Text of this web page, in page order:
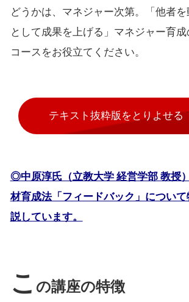
どうかは、マネジャー次第。「他者
として成果を上げる」マネジャー育
コースをお役立てください。
テキスト抜粋版をとりよせる
◎中原淳氏（立教大学 経営学部 教授
材育成法「フィードバック」につい
説しています。
こ の講座の特徴